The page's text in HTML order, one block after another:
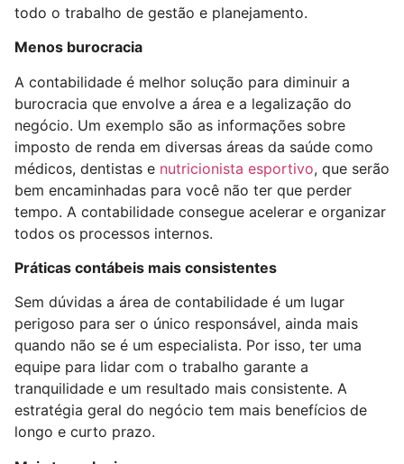
todo o trabalho de gestão e planejamento.
Menos burocracia
A contabilidade é melhor solução para diminuir a
burocracia que envolve a área e a legalização do
negócio. Um exemplo são as informações sobre
imposto de renda em diversas áreas da saúde como
médicos, dentistas e nutricionista esportivo, que serão
bem encaminhadas para você não ter que perder
tempo. A contabilidade consegue acelerar e organizar
todos os processos internos.
Práticas contábeis mais consistentes
Sem dúvidas a área de contabilidade é um lugar
perigoso para ser o único responsável, ainda mais
quando não se é um especialista. Por isso, ter uma
equipe para lidar com o trabalho garante a
tranquilidade e um resultado mais consistente. A
estratégia geral do negócio tem mais benefícios de
longo e curto prazo.